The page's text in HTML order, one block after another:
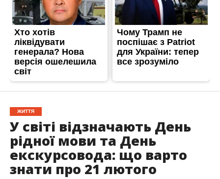
ЖИТТЯ
У світі відзначають День
рідної мови та День
екскурсовода: що варто
знати про 21 лютого